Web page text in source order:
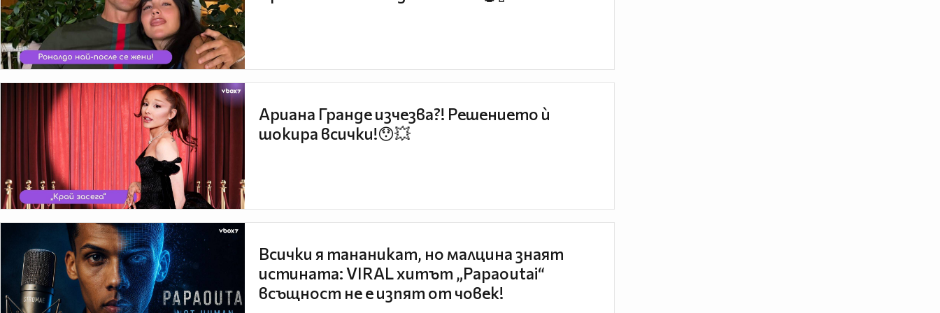
Ариана Гранде изчезва?! Решението ѝ
шокира всички!😯💥
Всички я тананикат, но малцина знаят
истината: VIRAL хитът „Papaoutai“
всъщност не е изпят от човек!